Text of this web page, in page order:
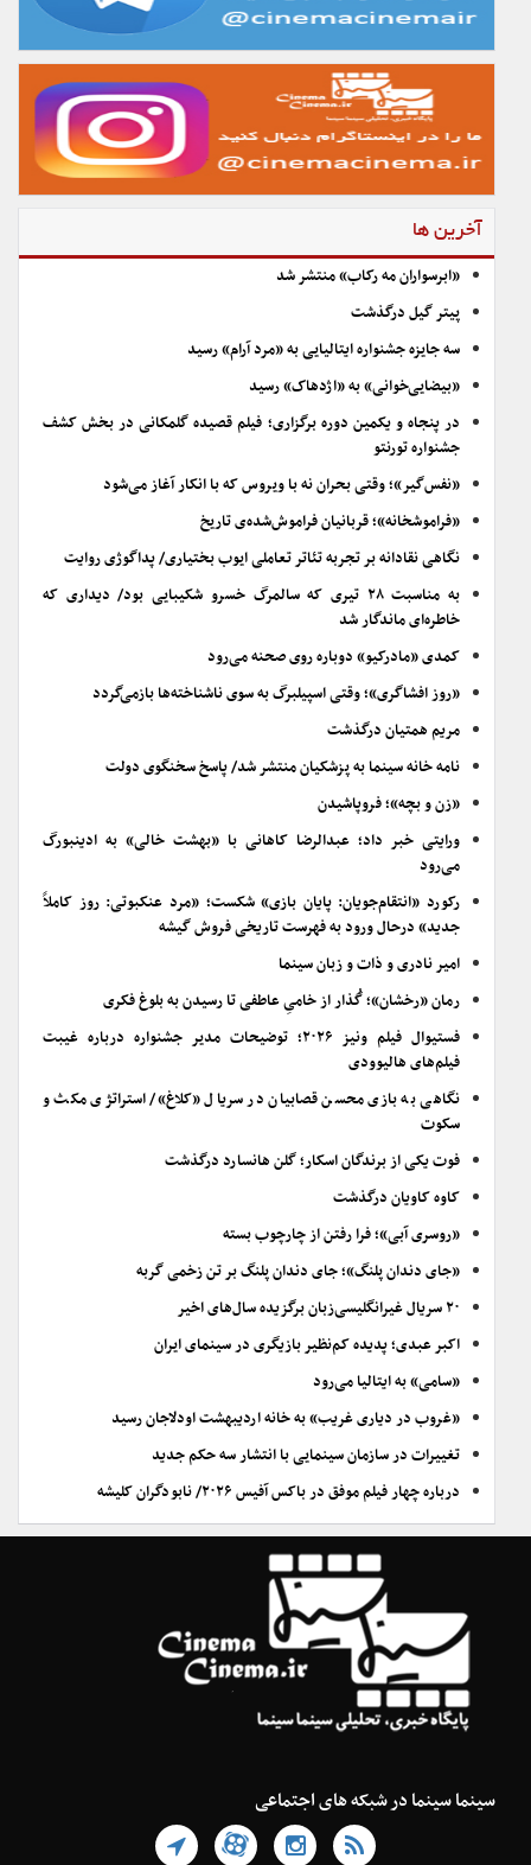
آخرین ها
«ابرسواران مه رکاب» منتشر شد
پیتر گیل درگذشت
سه جایزه جشنواره ایتالیایی به «مرد آرام» رسید
«بیضایی‌خوانی» به «اژدهاک» رسید
در پنجاه و یکمین دوره برگزاری؛ فیلم قصیده گلمکانی در بخش کشف
جشنواره تورنتو
«نفس‌گیر»؛ وقتی بحران نه با ویروس که با انکار آغاز می‌شود
«فراموشخانه»؛ قربانیان فراموش‌شده‌ی تاریخ
نگاهی نقادانه بر تجربه تئاتر تعاملی ایوب بختیاری/ پداگوژی روایت
به مناسبت ۲۸ تیری که سالمرگ خسرو شکیبایی بود/ دیداری که
خاطره‌ای ماندگار شد
کمدی «مادرکیو» دوباره روی صحنه می‌رود
«روز افشاگری»؛ وقتی اسپیلبرگ به سوی ناشناخته‌ها بازمی‌گردد
مریم همتیان درگذشت
نامه خانه سینما به پزشکیان منتشر شد/ پاسخ سخنگوی دولت
«زن و بچه»؛ فروپاشیدن
ورایتی خبر داد؛ عبدالرضا کاهانی با «بهشت خالی» به ادینبورگ
می‌رود
رکورد «انتقام‌جویان: پایان بازی» شکست؛ «مرد عنکبوتی: روز کاملاً
جدید» درحال ورود به فهرست تاریخی فروش گیشه
امیر نادری و ذات و زبان سینما
رمان «رخشان»؛ گُذار از خامیِ عاطفی تا رسیدن به بلوغ فکری
فستیوال فیلم ونیز ۲۰۲۶؛ توضیحات مدیر جشنواره درباره غیبت
فیلم‌های هالیوودی
نگاهی به بازی محسن قصابیان در سریال «کلاغ»/ استراتژی مکث و
سکوت
فوت یکی از برندگان اسکار؛ گلن هانسارد درگذشت
کاوه کاویان درگذشت
«روسری آبی»؛ فرا رفتن از چارچوب بسته
«جای دندان پلنگ»؛ جای دندان پلنگ بر تن زخمی گربه
۲۰ سریال غیرانگلیسی‌زبان برگزیده سال‌های اخیر
اکبر عبدی؛ پدیده کم‌نظیر بازیگری در سینمای ایران
«سامی» به ایتالیا می‌رود
«غروب در دیاری غریب» به خانه اردیبهشت اودلاجان رسید
تغییرات در سازمان سینمایی با انتشار سه حکم جدید
درباره چهار فیلم موفق در باکس آفیس ۲۰۲۶/ نابودگران کلیشه
سینما سینما در شبکه های اجتماعی